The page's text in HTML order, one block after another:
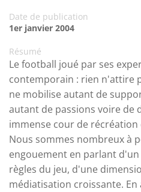
Date de publication
1er janvier 2004
Résumé
Le football joué par ses
contemporain : rien n'attire
ne mobilise autant de
autant de passions voire de
immense cour de
Nous sommes nombreux à
engouement en parlant
règles du jeu, d'une
médiatisation croissante.